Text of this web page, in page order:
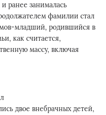
ранее занималась
фамилии стал
младший, родившийся в
как считается,
массу, включая
двое внебрачных детей,